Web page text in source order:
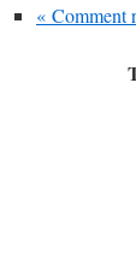
« Comment